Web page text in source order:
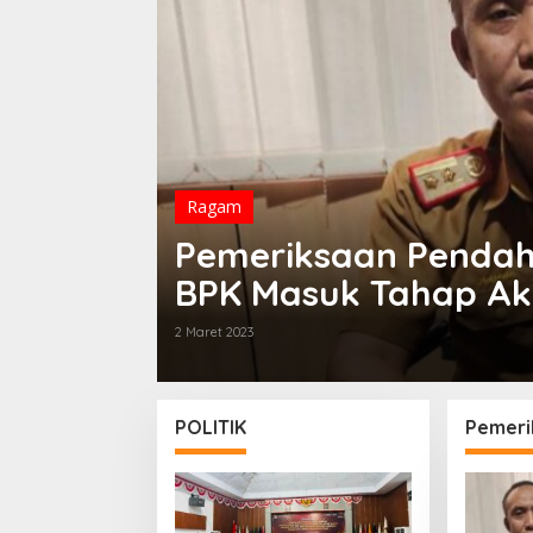
Ragam
Pemeriksaan
BPK Masuk Tahap
Semua Instansi
2 Maret 2023
POLITIK